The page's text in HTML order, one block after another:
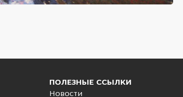
ПОЛЕЗНЫЕ ССЫЛКИ
Новости